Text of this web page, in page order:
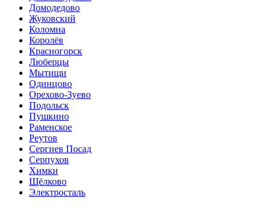
Домодедово
Жуковский
Коломна
Королёв
Красногорск
Люберцы
Мытищи
Одинцово
Орехово-Зуево
Подольск
Пушкино
Раменское
Реутов
Сергиев Посад
Серпухов
Химки
Щёлково
Электросталь